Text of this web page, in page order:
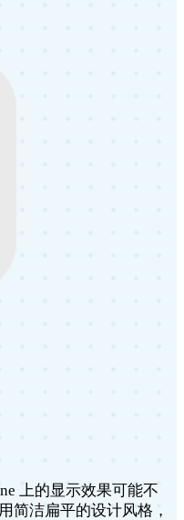
上的显示效果可能不
简洁扁平的设计风格，